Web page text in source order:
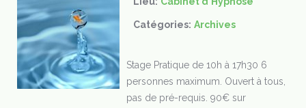
Catégories: Archives
Stage Pratique de 10h à 17h30 6
personnes maximum. Ouvert à tous,
pas de pré-requis. 90€ sur